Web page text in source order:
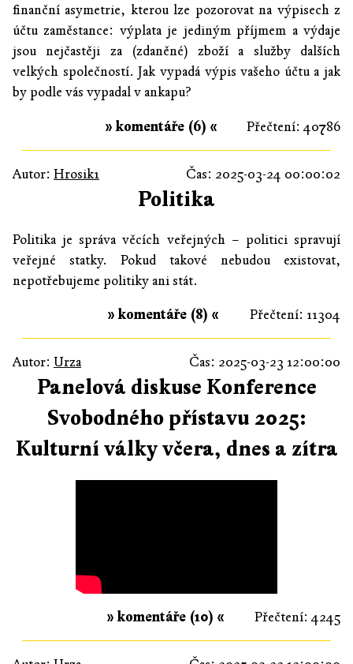
finanční asymetrie, kterou lze pozorovat na výpisech z
účtu zaměstance: výplata je jediným příjmem a výdaje
jsou nejčastěji za (zdaněné) zboží a služby dalších
velkých společností. Jak vypadá výpis vašeho účtu a jak
by podle vás vypadal v ankapu?
Přečtení: 40786
» komentáře (6) «
Autor: Hrosik1 Čas: 2025-03-24 00:00:02
Politika
Politika je správa věcích veřejných – politici spravují
veřejné statky. Pokud takové nebudou existovat,
nepotřebujeme politiky ani stát.
Přečtení: 11304
» komentáře (8) «
Autor: Urza Čas: 2025-03-23 12:00:00
Panelová diskuse Konference
Svobodného přístavu 2025:
Kulturní války včera, dnes a zítra
Přečtení: 4245
» komentáře (10) «